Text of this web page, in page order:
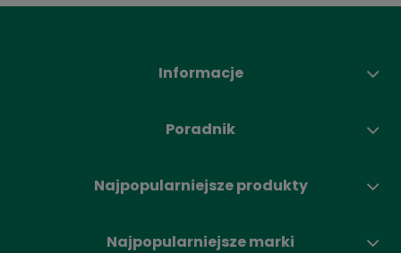
Informacje
Poradnik
Najpopularniejsze produkty
Najpopularniejsze marki